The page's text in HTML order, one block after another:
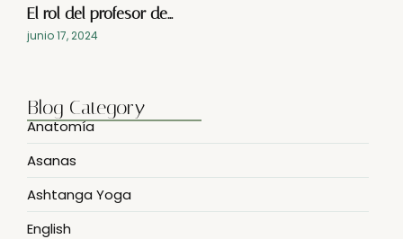
El rol del profesor de…
junio 17, 2024
Blog Category
Anatomía
Asanas
Ashtanga Yoga
English